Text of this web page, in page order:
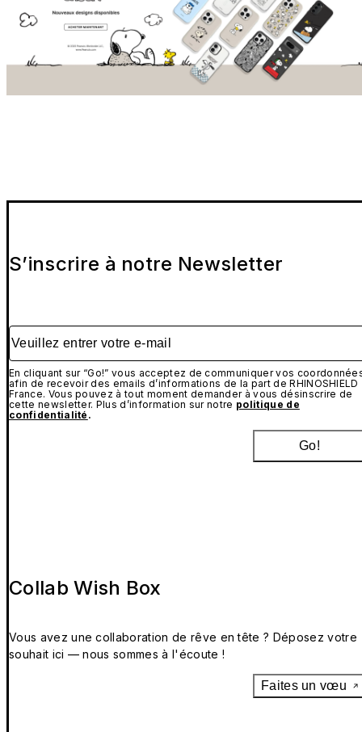
S’inscrire à notre Newsletter
Veuillez entrer votre e-mail
En cliquant sur “Go!” vous acceptez de communiquer vos
afin de recevoir des emails d’informations de la part de RHINOSHIELD
France. Vous pouvez à tout moment demander à vous désinscrire de
cette newsletter. Plus d’information sur notre politique de
confidentialité .
Go!
Collab Wish Box
Vous avez une collaboration de rêve en tête ? Déposez votre
souhait ici — nous sommes à l'écoute !
Faites un vœu